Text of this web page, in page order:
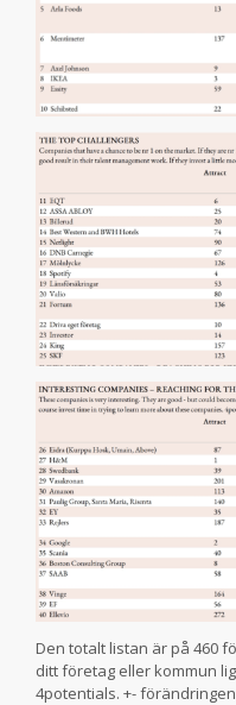
Den totalt listan är på 460
ditt företag eller kommun
4potentials. +-